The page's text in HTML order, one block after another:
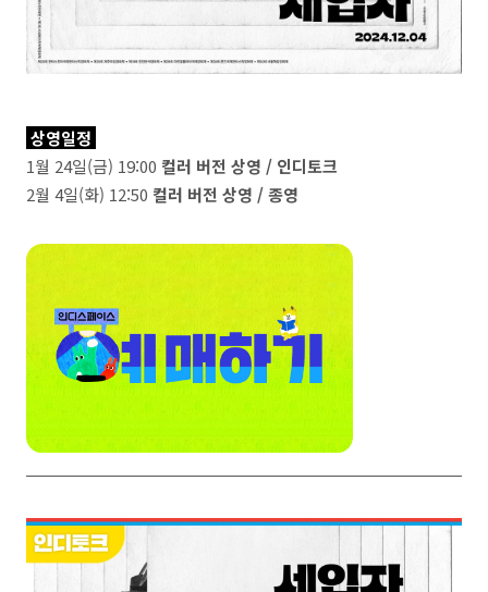
상영일정
1월 24일(금) 19:00 컬러 버전 상영 / 인디토크
2월 4일(화) 12:50 컬러 버전 상영 / 종영